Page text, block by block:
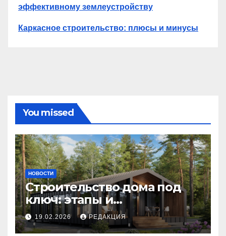
эффективному землеустройству
Каркасное строительство: плюсы и минусы
You missed
НОВОСТИ
Строительство дома под
ключ: этапы и
планирование бюджета
19.02.2026 РЕДАКЦИЯ